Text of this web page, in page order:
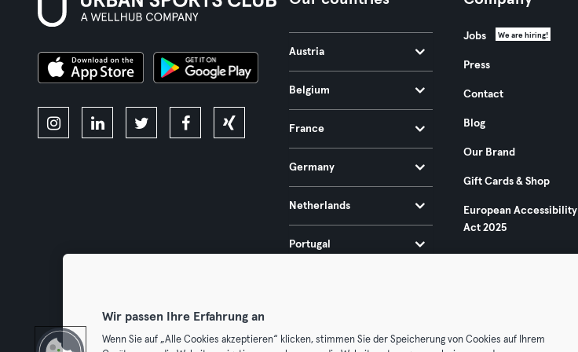
Austria
Belgium
France
Germany
Netherlands
Portugal
Jobs We are hiring!
Press
Contact
Blog
Our Brand
Gift Cards & Shop
European Accessibility
Act 2025
Wir passen Ihre Erfahrung an
Wenn Sie auf „Alle Cookies akzeptieren“ klicken, stimmen Sie der Speicherung von Cookies auf Ihrem